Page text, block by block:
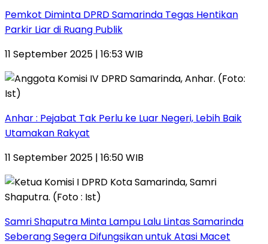
Pemkot Diminta DPRD Samarinda Tegas Hentikan
Parkir Liar di Ruang Publik
11 September 2025 | 16:53 WIB
Anhar : Pejabat Tak Perlu ke Luar Negeri, Lebih Baik
Utamakan Rakyat
11 September 2025 | 16:50 WIB
Samri Shaputra Minta Lampu Lalu Lintas Samarinda
Seberang Segera Difungsikan untuk Atasi Macet